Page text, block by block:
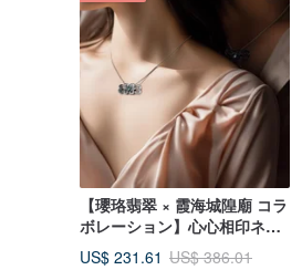
【瓔珞翡翠 × 霞海城隍廟 コラ
ボレーション】心心相印ネッ
クレス | 収益の 10% を寄付
US$ 231.61 US$ 386.01